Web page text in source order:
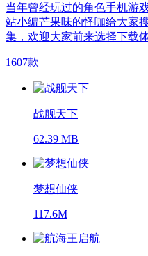
当年曾经玩过的角色手机游
站小编芒果味的怪咖给大家
集，欢迎大家前来选择下载
1607款
战舰天下
62.39 MB
梦想仙侠
117.6M